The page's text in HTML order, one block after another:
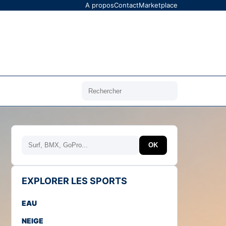
A proposContactMarketplace
Rechercher
Rechercher OK
EXPLORER LES SPORTS
EAU
NEIGE